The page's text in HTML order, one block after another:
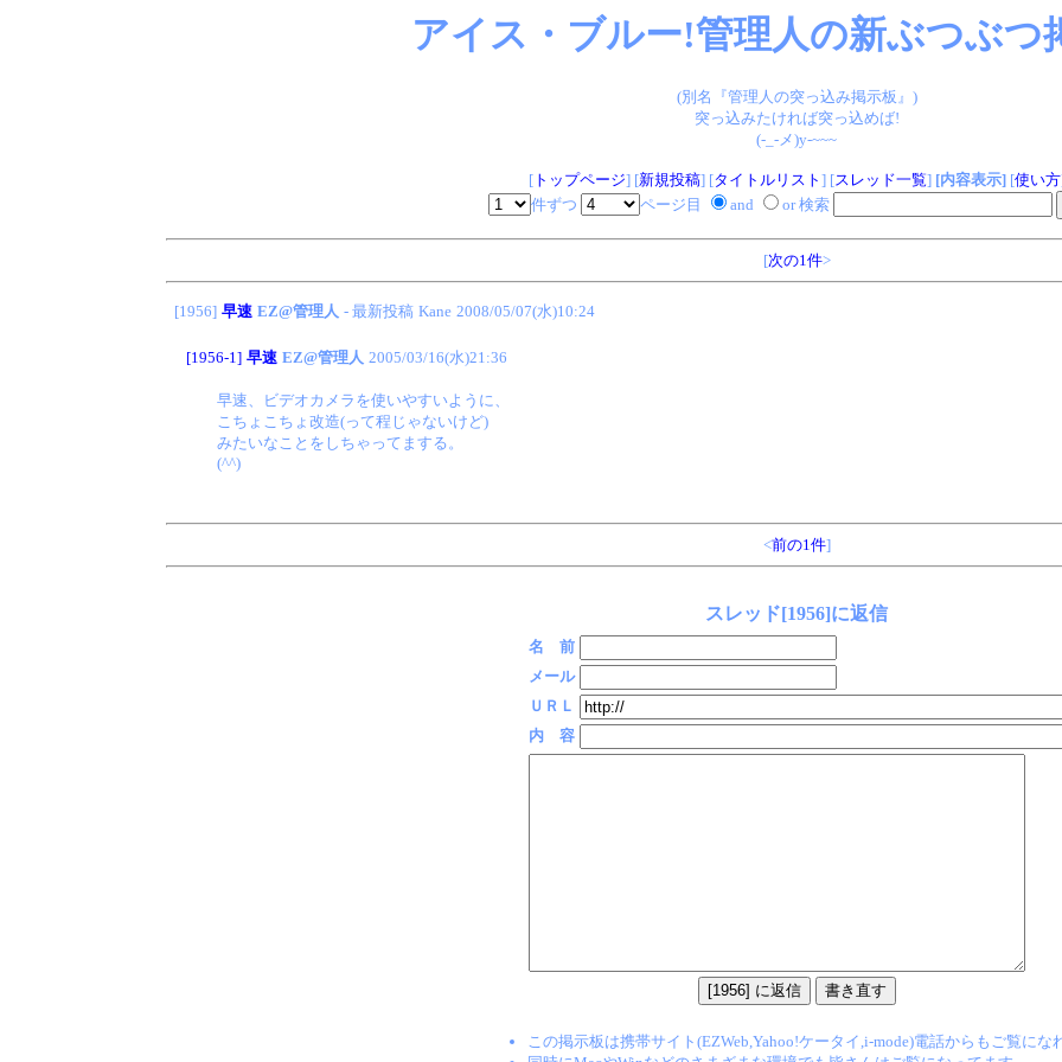
アイス・ブルー!管理人の新ぶつぶつ
(別名『管理人の突っ込み掲示板』)
突っ込みたければ突っ込めば!
(-_-メ)y-~~~
[トップページ] [新規投稿] [タイトルリスト ] [スレッド一覧] [内容表示][使い方
件ずつ
ページ目 and or 検索
[次の1件>
[1956] 早速 EZ@管理人 - 最新投稿 Kane 2008/05/07(水)10:24
[1956-1] 早速 EZ@管理人 2005/03/16(水)21:36
早速、ビデオカメラを使いやすいように、
こちょこちょ改造(って程じゃないけど)
みたいなことをしちゃってまする。
(^^)
<前の1件]
スレッド[1956]に返信
名 前
メール
ＵＲＬ
内 容
この掲示板は携帯サイト(EZWeb,Yahoo!ケータイ,i-mode)電話からもご覧にな